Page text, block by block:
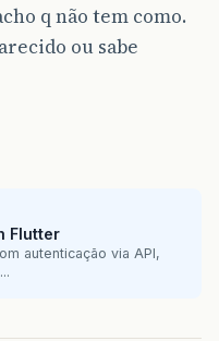
q não tem como.
ou sabe
Flutter
autenticação via API,